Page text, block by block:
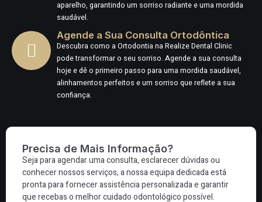
aparelho, garantindo um sorriso radiante e uma mordida
saudável.
Agende a Sua Consulta Ortodôntica
Descubra como a Ortodontia na Realize Dental Clinic
pode transformar o seu sorriso. Agende a sua consulta
hoje e dê o primeiro passo para uma mordida saudável,
alinhamentos perfeitos e um sorriso que reflete a sua
confiança.
Precisa de Mais Informação?
Seja para agendar uma consulta, esclarecer dúvidas ou
conhecer nossos serviços, a nossa equipa dedicada está
pronta para fornecer assistência personalizada e garantir
que recebas o melhor cuidado odontológico possível.